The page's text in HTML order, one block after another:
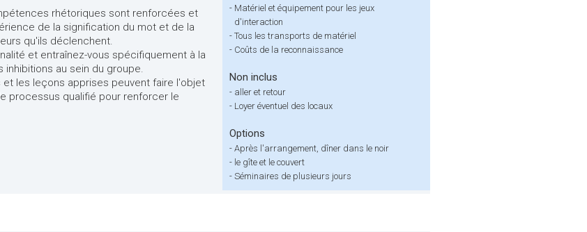
rhétoriques sont renforcées et
de la signification du mot et de la
qu'ils déclenchent.
et entraînez-vous spécifiquement à la
au sein du groupe.
les leçons apprises peuvent faire l'objet
processus qualifié pour renforcer le
- Matériel et équipement pour les jeux
d'interaction
- Tous les transports de matériel
- Coûts de la reconnaissance
Non inclus
- aller et retour
- Loyer éventuel des locaux
Options
- Après l'arrangement, dîner dans le noir
- le gîte et le couvert
- Séminaires de plusieurs jours